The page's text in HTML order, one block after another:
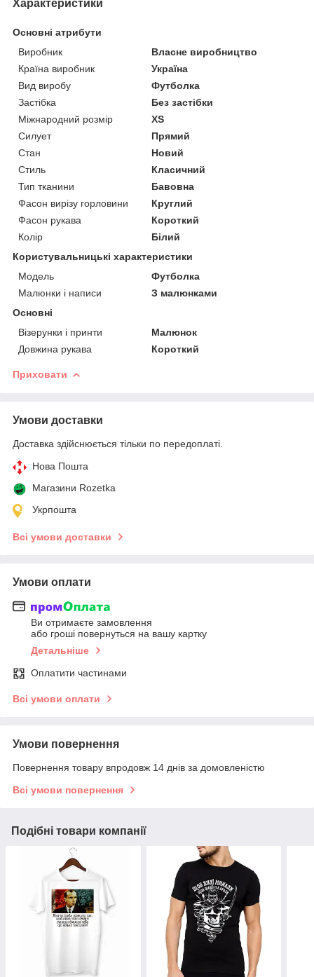
Характеристики
Основні атрибути
Виробник
Власне виробництво
Країна виробник
Україна
Вид виробу
Футболка
Застібка
Без застібки
Міжнародний розмір
XS
Силует
Прямий
Стан
Новий
Стиль
Класичний
Тип тканини
Бавовна
Фасон вирізу горловини
Круглий
Фасон рукава
Короткий
Колір
Білий
Користувальницькі характеристики
Модель
Футболка
Малюнки і написи
З малюнками
Основні
Візерунки і принти
Малюнок
Довжина рукава
Короткий
Приховати
Умови доставки
Доставка здійснюється тільки по передоплаті.
Нова Пошта
Магазини Rozetka
Укрпошта
Всі умови доставки
Умови оплати
Ви отримаєте замовлення
або гроші повернуться на вашу картку
Детальніше
Оплатити частинами
Всі умови оплати
Умови повернення
Повернення товару впродовж 14 днів за домовленістю
Всі умови повернення
Подібні товари компанії